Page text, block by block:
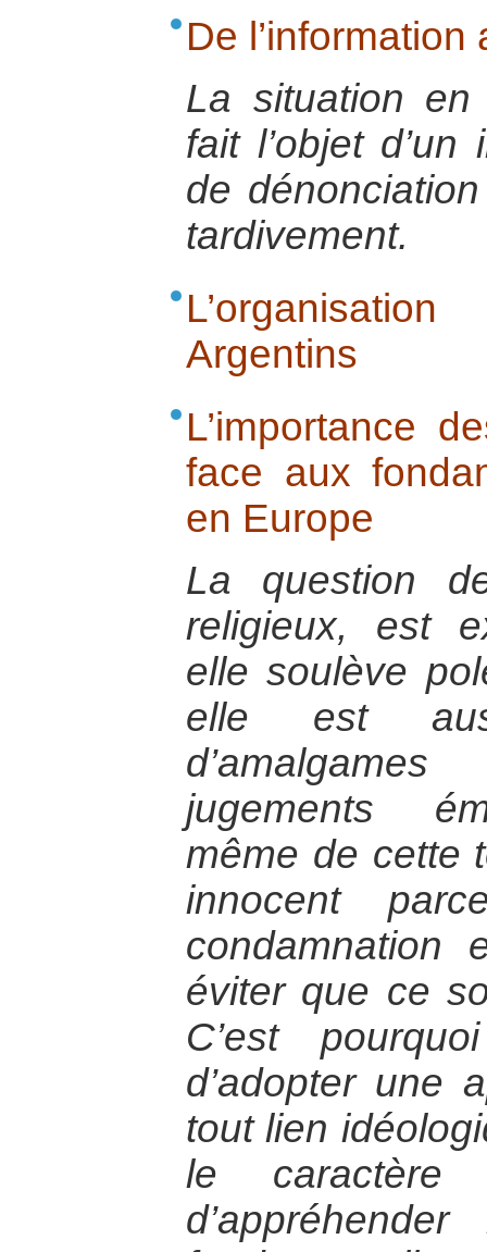
De
La situation
fait l’objet d’un
de
tardivement.
Argentins
L’importance
face aux
en Europe
La question
religieux, est
elle soulève
elle est
jugements
même de cette
innocent
éviter que ce
C’est
d’adopter une
tout lien
le caractère